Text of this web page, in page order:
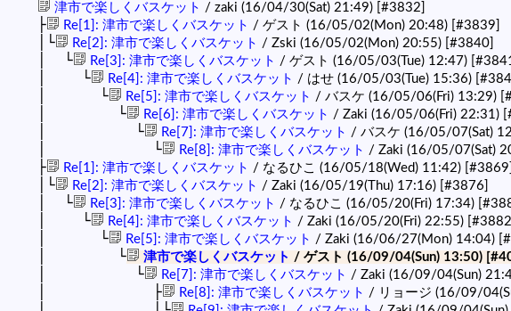
津市で楽しくバスケット / zaki (16/04/30(Sat) 21:49) [#3832]
├ Re[1]: 津市で楽しくバスケット / ゲスト (16/05/02(Mon) 20:48) [#3839]
│└ Re[2]: 津市で楽しくバスケット / Zski (16/05/02(Mon) 20:55) [#3840]
│ └ Re[3]: 津市で楽しくバスケット / ゲスト (16/05/03(Tue) 12:47)
│ └ Re[4]: 津市で楽しくバスケット / はせ (16/05/03(Tue) 15:36)
│ └ Re[5]: 津市で楽しくバスケット / バスケ (16/05/06(Fri) 13:29)
│ └ Re[6]: 津市で楽しくバスケット / Zaki (16/05/06(Fri) 22:31)
│ └ Re[7]: 津市で楽しくバスケット / バスケ (16/05/07(Sat)
│ └ Re[8]: 津市で楽しくバスケット / Zaki (16/05/07(Sat)
├ Re[1]: 津市で楽しくバスケット / なるひこ (16/05/18(Wed) 11:42) [#3869]
│└ Re[2]: 津市で楽しくバスケット / Zaki (16/05/19(Thu) 17:16) [#3876]
│ └ Re[3]: 津市で楽しくバスケット / なるひこ (16/05/20(Fri) 17:34)
│ └ Re[4]: 津市で楽しくバスケット / Zaki (16/05/20(Fri) 22:55) [#3882]
│ └ Re[5]: 津市で楽しくバスケット / Zaki (16/06/27(Mon) 14:04)
│ └ 津市で楽しくバスケット / ゲスト (16/09/04(Sun) 13:50)
│ └ Re[7]: 津市で楽しくバスケット / Zaki (16/09/04(Sun)
│ ├ Re[8]: 津市で楽しくバスケット / リョージ (16/09/